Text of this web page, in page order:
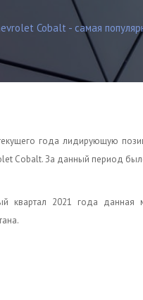
Cobalt - самая
года лидирующую
Cobalt. За данный период
квартал 2021 года